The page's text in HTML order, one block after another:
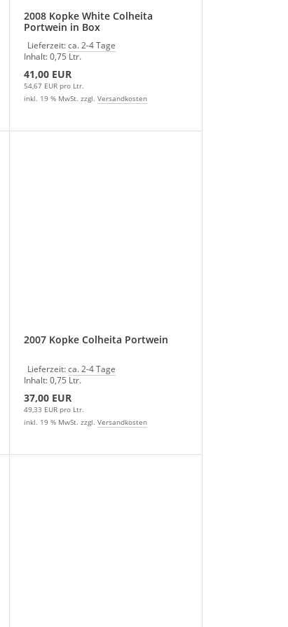
2008 Kopke White Colheita
Portwein in Box
Lieferzeit:ca. 2-4 Tage
Inhalt: 0,75 Ltr.
41,00 EUR
54,67 EUR pro Ltr.
inkl. 19 % MwSt. zzgl.Versandkosten
2007 Kopke Colheita Portwein
Lieferzeit:ca. 2-4 Tage
Inhalt: 0,75 Ltr.
37,00 EUR
49,33 EUR pro Ltr.
inkl. 19 % MwSt. zzgl.Versandkosten